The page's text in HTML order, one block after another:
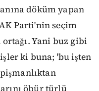
döküm yapan
Parti'nin seçim
Yani buz gibi
ki buna; 'bu işten
öbür türlü